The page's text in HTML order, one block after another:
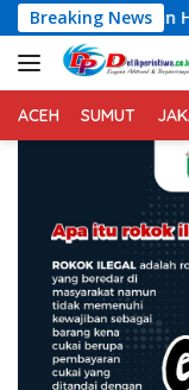
Langsung
ke
konten
Breaking News
ACEH SUMUT